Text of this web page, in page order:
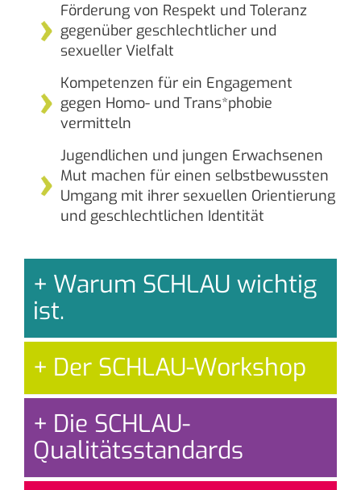
Förderung von Respekt und Toleranz
gegenüber geschlechtlicher und
sexueller Vielfalt
Kompetenzen für ein Engagement
gegen Homo- und Trans*phobie
vermitteln
Jugendlichen und jungen Erwachsenen
Mut machen für einen selbstbewussten
Umgang mit ihrer sexuellen Orientierung
und geschlechtlichen Identität
Warum SCHLAU wichtig
ist.
Der SCHLAU-Workshop
Die SCHLAU-
Qualitätsstandards